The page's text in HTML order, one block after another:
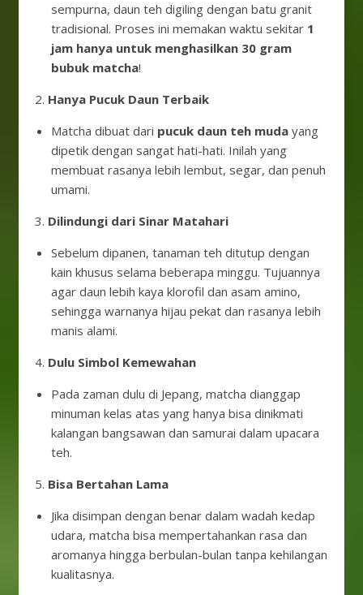
sempurna, daun teh digiling dengan batu granit
tradisional. Proses ini memakan waktu sekitar 1
jam hanya untuk menghasilkan 30 gram
bubuk matcha!
2. Hanya Pucuk Daun Terbaik
Matcha dibuat dari pucuk daun teh muda yang
dipetik dengan sangat hati-hati. Inilah yang
membuat rasanya lebih lembut, segar, dan penuh
umami.
3. Dilindungi dari Sinar Matahari
Sebelum dipanen, tanaman teh ditutup dengan
kain khusus selama beberapa minggu. Tujuannya
agar daun lebih kaya klorofil dan asam amino,
sehingga warnanya hijau pekat dan rasanya lebih
manis alami.
4. Dulu Simbol Kemewahan
Pada zaman dulu di Jepang, matcha dianggap
minuman kelas atas yang hanya bisa dinikmati
kalangan bangsawan dan samurai dalam upacara
teh.
5. Bisa Bertahan Lama
Jika disimpan dengan benar dalam wadah kedap
udara, matcha bisa mempertahankan rasa dan
aromanya hingga berbulan-bulan tanpa kehilangan
kualitasnya.